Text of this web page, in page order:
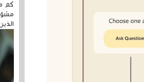
كم